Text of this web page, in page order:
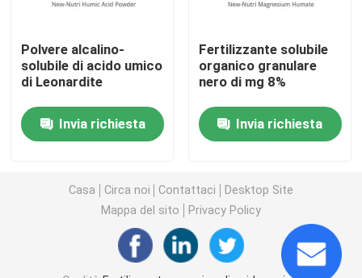
Fertilizzante della polvere dell'estratto dell'alga
Polvere acida fulvica
Acido umico del sodio
Fertilizzante di acido umico
Acido fulvico del potassio
Polvere alcalino-
solubile di acido umico
di Leonardite
Invia richiesta
Fertilizzante solubile
organico granulare
nero di mg 8%
Invia richiesta
Casa Circa noi Contattaci
Desktop Site
Mappa del sito
Privacy Policy